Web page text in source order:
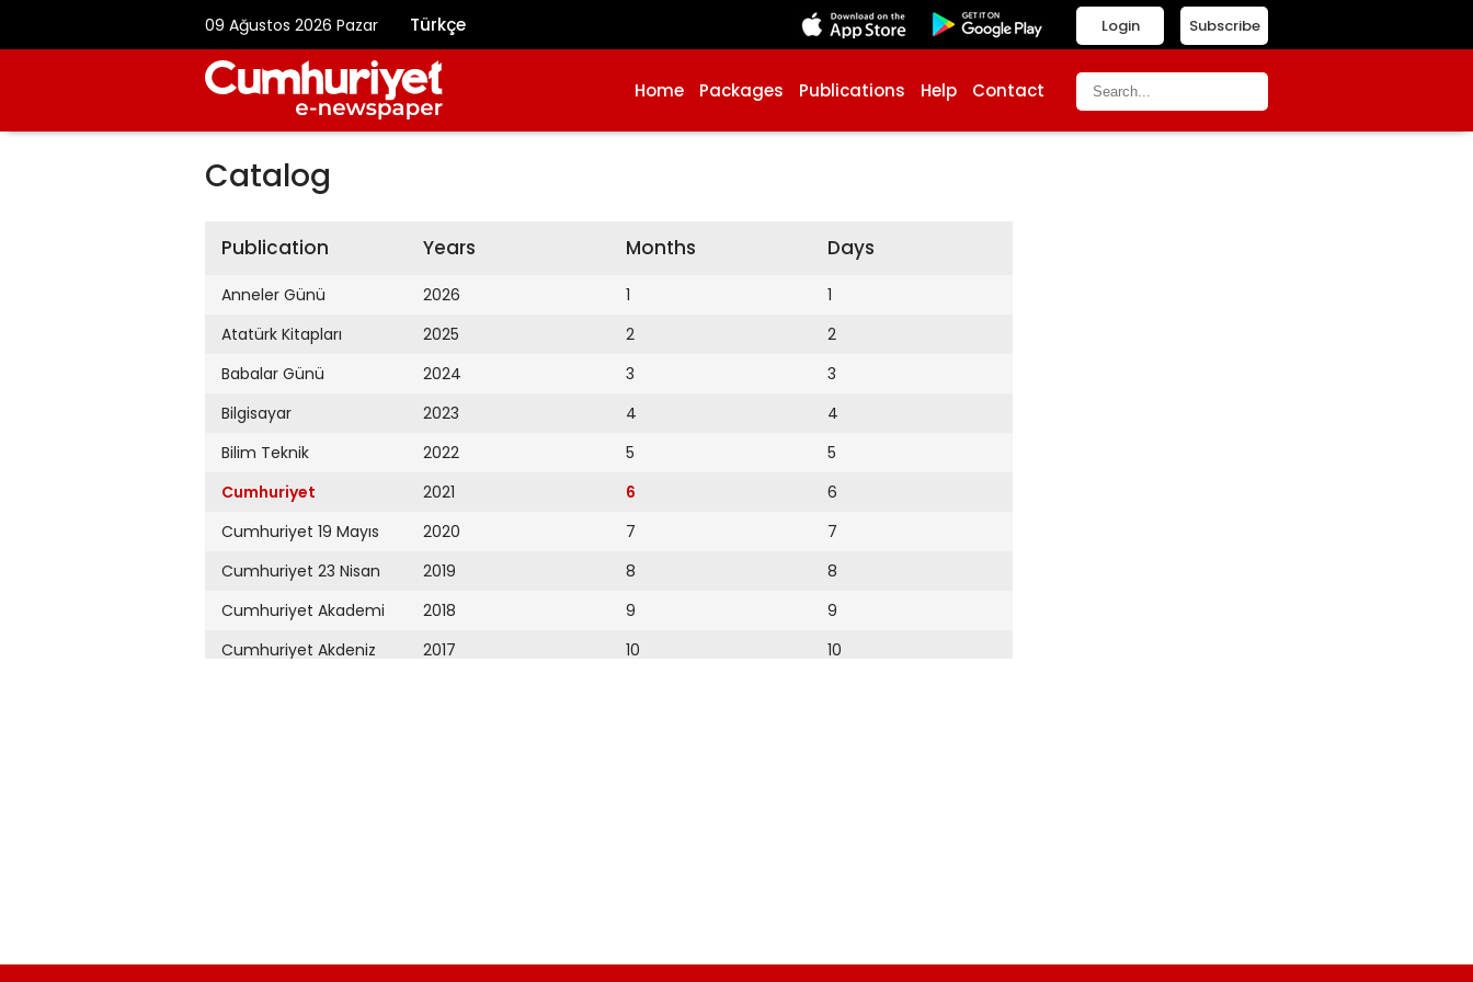
09 Ağustos 2026 Pazar Türkçe Subscribe
Login
Home Packages Publications Help Contact
Catalog
Publication
Anneler Günü
Atatürk Kitapları
Babalar Günü
Bilgisayar
Bilim Teknik
Cumhuriyet
Cumhuriyet 19 Mayıs
Cumhuriyet 23 Nisan
Cumhuriyet Akademi
Cumhuriyet Akdeniz
Cumhuriyet Çevre
Years
2026
2025
2024
2023
2022
2021
2020
2019
2018
2017
2009
Months
1
2
3
4
5
6
7
8
9
10
Days
1
2
3
4
5
6
7
8
9
10
18